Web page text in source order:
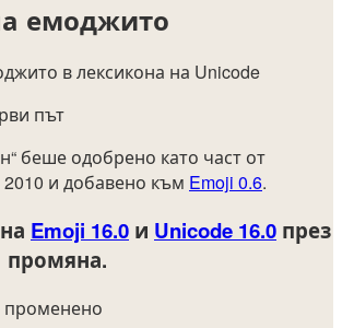
емоджито
в лексикона на Unicode
път
беше одобрено като част от
2010 и добавено към Emoji 0.6.
Emoji 16.0 и Unicode 16.0 през